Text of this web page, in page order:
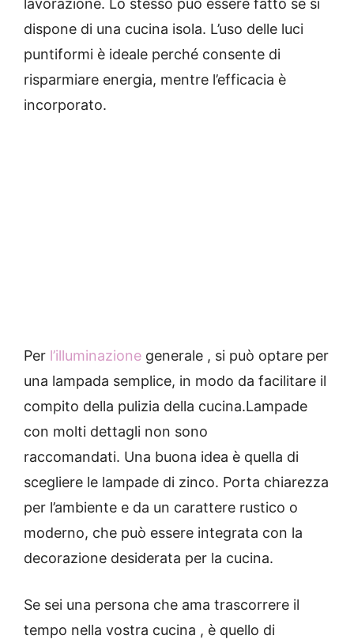
lavorazione. Lo stesso può essere fatto se si
dispone di una cucina isola. L’uso delle luci
puntiformi è ideale perché consente di
risparmiare energia, mentre l’efficacia è
incorporato.
Per l’illuminazione generale , si può optare per
una lampada semplice, in modo da facilitare il
compito della pulizia della cucina.Lampade
con molti dettagli non sono
raccomandati. Una buona idea è quella di
scegliere le lampade di zinco. Porta chiarezza
per l’ambiente e da un carattere rustico o
moderno, che può essere integrata con la
decorazione desiderata per la cucina.
Se sei una persona che ama trascorrere il
tempo nella vostra cucina , è quello di